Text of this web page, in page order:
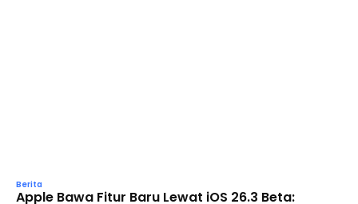
Berita
Apple Bawa Fitur Baru Lewat iOS 26.3 Beta: